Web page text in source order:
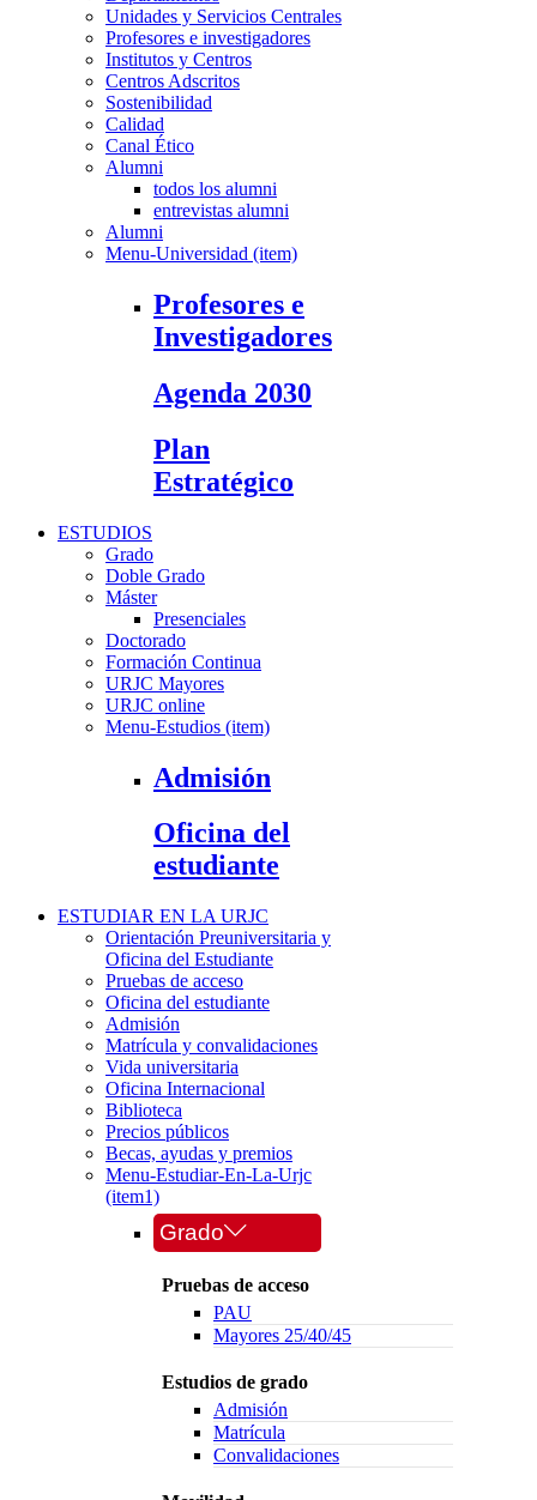
Unidades y Servicios Centrales
Profesores e investigadores
Institutos y Centros
Centros Adscritos
Sostenibilidad
Calidad
Canal Ético
Alumni
todos los alumni
entrevistas alumni
Alumni
Menu-Universidad (item)
Profesores e
Investigadores
Agenda 2030
Plan
Estratégico
ESTUDIOS
Grado
Doble Grado
Máster
Presenciales
Doctorado
Formación Continua
URJC Mayores
URJC online
Menu-Estudios (item)
Admisión
Oficina del
estudiante
ESTUDIAR EN LA URJC
Orientación Preuniversitaria y
Oficina del Estudiante
Pruebas de acceso
Oficina del estudiante
Admisión
Matrícula y convalidaciones
Vida universitaria
Oficina Internacional
Biblioteca
Precios públicos
Becas, ayudas y premios
Menu-Estudiar-En-La-Urjc
(item1)
Grado
Pruebas de acceso
PAU
Mayores 25/40/45
Estudios de grado
Admisión
Matrícula
Convalidaciones